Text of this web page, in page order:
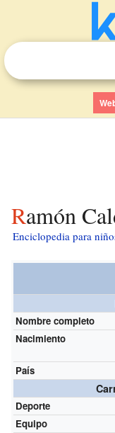
Ramón
Enciclopedia para
Nombre completo
Nacimiento
País
Deporte
Equipo